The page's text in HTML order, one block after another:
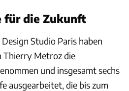
für die Zukunft
Studio Paris haben
Thierry Metroz die
und insgesamt sechs
ausgearbeitet, die bis zum